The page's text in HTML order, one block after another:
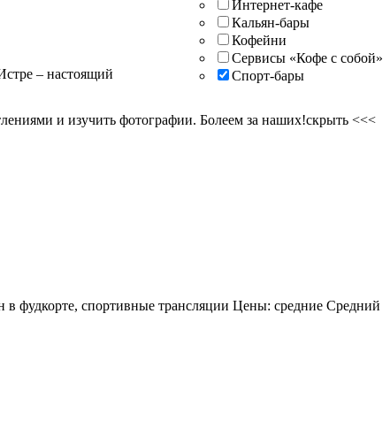
Интернет-кафе
Кальян-бары
Кофейни
Сервисы «Кофе с собой»
Спорт-бары
– настоящий
и изучить фотографии. Болеем за наших!скрыть <<<
в фудкорте, спортивные трансляции Цены: средние Средний